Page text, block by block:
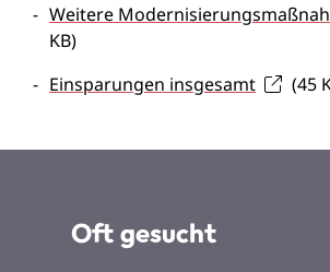
Weitere
KB)
Einsparungen insgesamt
(45
Oft gesucht